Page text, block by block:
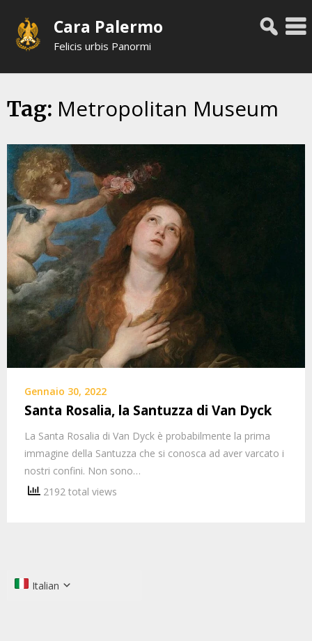
content
Cara Palermo
Felicis urbis Panormi
Tag: Metropolitan Museum
Gennaio 30, 2022
Santa Rosalia, la Santuzza di Van Dyck
La Santa Rosalia di Van Dyck è probabilmente la prima
immagine della Santuzza che si conosca ad aver varcato i
nostri confini. Non sono…
2192 total views
Italian